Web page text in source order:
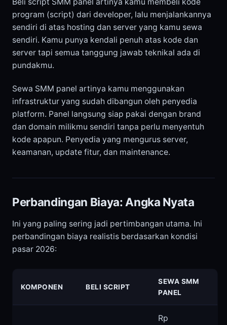
program (script) dari developer, lalu menjalankannya
sendiri di atas hosting dan server yang kamu sewa
sendiri. Kamu punya kendali penuh atas kode dan
server tapi semua tanggung jawab teknikal ada di
pundakmu.
Sewa SMM panel artinya kamu menggunakan
infrastruktur yang sudah dibangun oleh penyedia
platform. Panel langsung siap pakai dengan brand
dan domain milikmu sendiri tanpa perlu menyentuh
kode apapun. Penyedia yang mengurus server,
keamanan, update fitur, dan maintenance.
Perbandingan Biaya: Angka Nyata
Ini yang paling sering jadi pertimbangan utama. Ini
perbandingan biaya realistis berdasarkan kondisi
pasar 2026:
KOMPONEN BELI SCRIPT
SEWA SMM
PANEL
Rp